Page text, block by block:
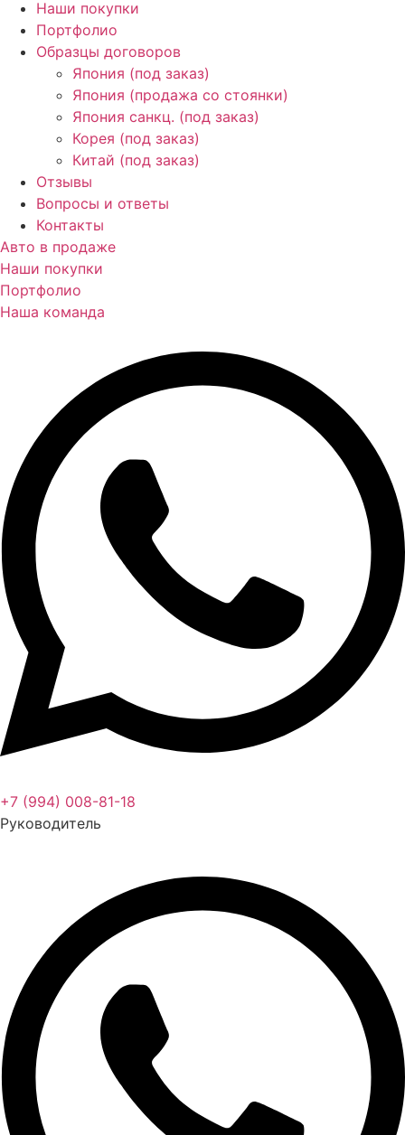
Наши покупки
Портфолио
Образцы договоров
Япония (под заказ)
Япония (продажа со стоянки)
Япония санкц. (под заказ)
Корея (под заказ)
Китай (под заказ)
Отзывы
Вопросы и ответы
Контакты
Авто в продаже
Наши покупки
Портфолио
Наша команда
+7 (994) 008-81-18
Руководитель